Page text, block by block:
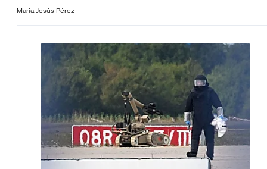
María Jesús Pérez